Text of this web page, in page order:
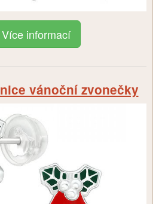
Více informací
vánoční zvonečky